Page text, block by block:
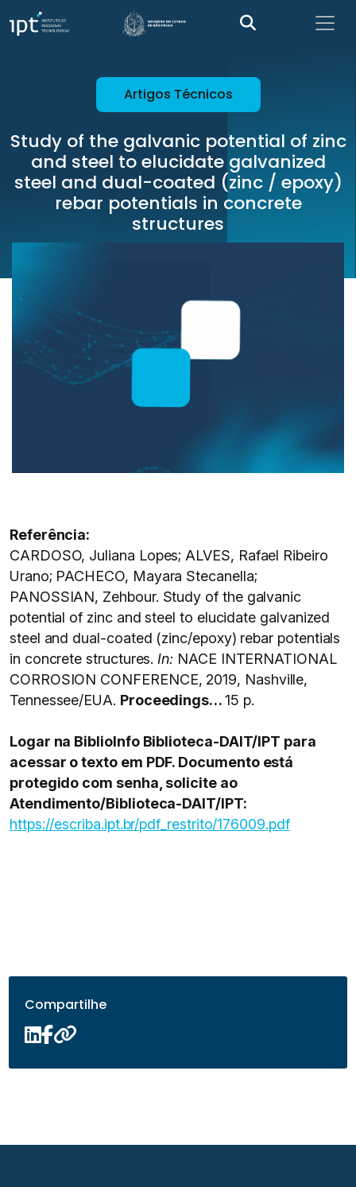
Artigos Técnicos
Study of the galvanic potential of zinc
and steel to elucidate galvanized
steel and dual-coated (zinc / epoxy)
rebar potentials in concrete
structures
Referência:
CARDOSO, Juliana Lopes; ALVES, Rafael Ribeiro
Urano; PACHECO, Mayara Stecanella;
PANOSSIAN, Zehbour. Study of the galvanic
potential of zinc and steel to elucidate galvanized
steel and dual-coated (zinc/epoxy) rebar potentials
in concrete structures. In: NACE INTERNATIONAL
CORROSION CONFERENCE, 2019, Nashville,
Tennessee/EUA. Proceedings…15 p.
Logar na BiblioInfo Biblioteca-DAIT/IPT para
acessar o texto em PDF. Documento está
protegido com senha, solicite ao
Atendimento/Biblioteca-DAIT/IPT:
https://escriba.ipt.br/pdf_restrito/176009.pdf
Compartilhe